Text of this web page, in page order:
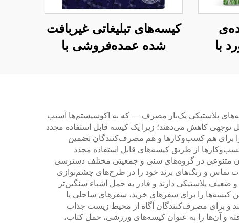
با
کیسه‌های تبلیغاتی غیربافت
شده عمده‌فروشی با
پلاستیکی یک‌بار مصرف — که به اکوسیستم‌ها آسیب
توجهی کاهش می‌دهند؛ زیرا یک کیسه قابل استفاده مجدد
برای هم کسب‌وکارها و هم مصرف‌کنندگان تضمین
از طریق کیسه‌های قابل استفاده مجدد
متنوعی در گروه‌های سنی و جمعیتی مختلف دسترسی
تماس و رنگ‌های برند خود را در طرح‌های چشم‌نوازی
پلاستیکی دارند و قادر به حمل اشیاء سنگین‌تر
را برای سفرهای خرید، سفرهای ساحلی یا
و برای مصرف‌کنندگان آگاه از محیط زیست جذاب
و آن‌ها را به عنوان کیسه‌های ورزشی، حمل کتاب،